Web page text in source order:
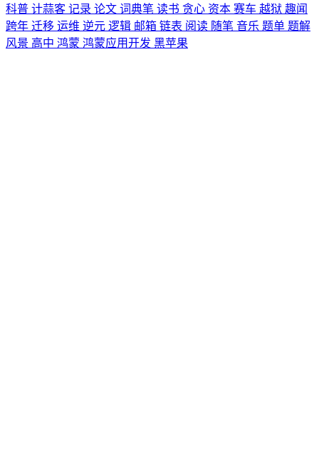
科普 计蒜客 记录 论文 词典笔 读书 贪心 资本 赛车 越狱 趣闻
跨年 迁移 运维 逆元 逻辑 邮箱 链表 阅读 随笔 音乐 题单 题解
风景 高中 鸿蒙 鸿蒙应用开发 黑苹果